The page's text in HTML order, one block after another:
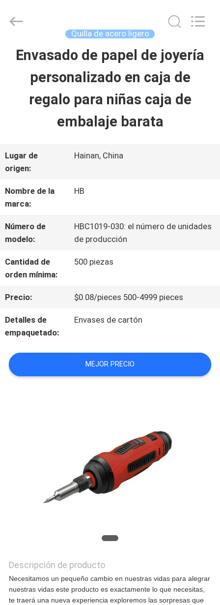
EN
CASA
PRODUCTOS
SOBRE
NOSOTROS
RECORRIDO
POR
FÁBRICA
CONTROL
DE
CALIDAD
SOLICITAR
Electric
Reserved.
Quilla de acero ligero
Envasado de papel de joyería
personalizado en caja de
regalo para niñas caja de
embalaje barata
Lugar de
origen:
Hainan, China
Nombre de la
marca:
HB
Número de
modelo:
HBC1019-030: el número de unidades
de producción
Cantidad de
orden mínima:
500 piezas
Precio: $0.08/pieces 500-4999 pieces
Detalles de
empaquetado:
Envases de cartón
MEJOR PRECIO
Descripción de producto
Necesitamos un pequeño cambio en nuestras vidas para alegrar
nuestras vidas este producto es exactamente lo que necesitas,
te traerá una nueva experiencia exploremos las sorpresas que